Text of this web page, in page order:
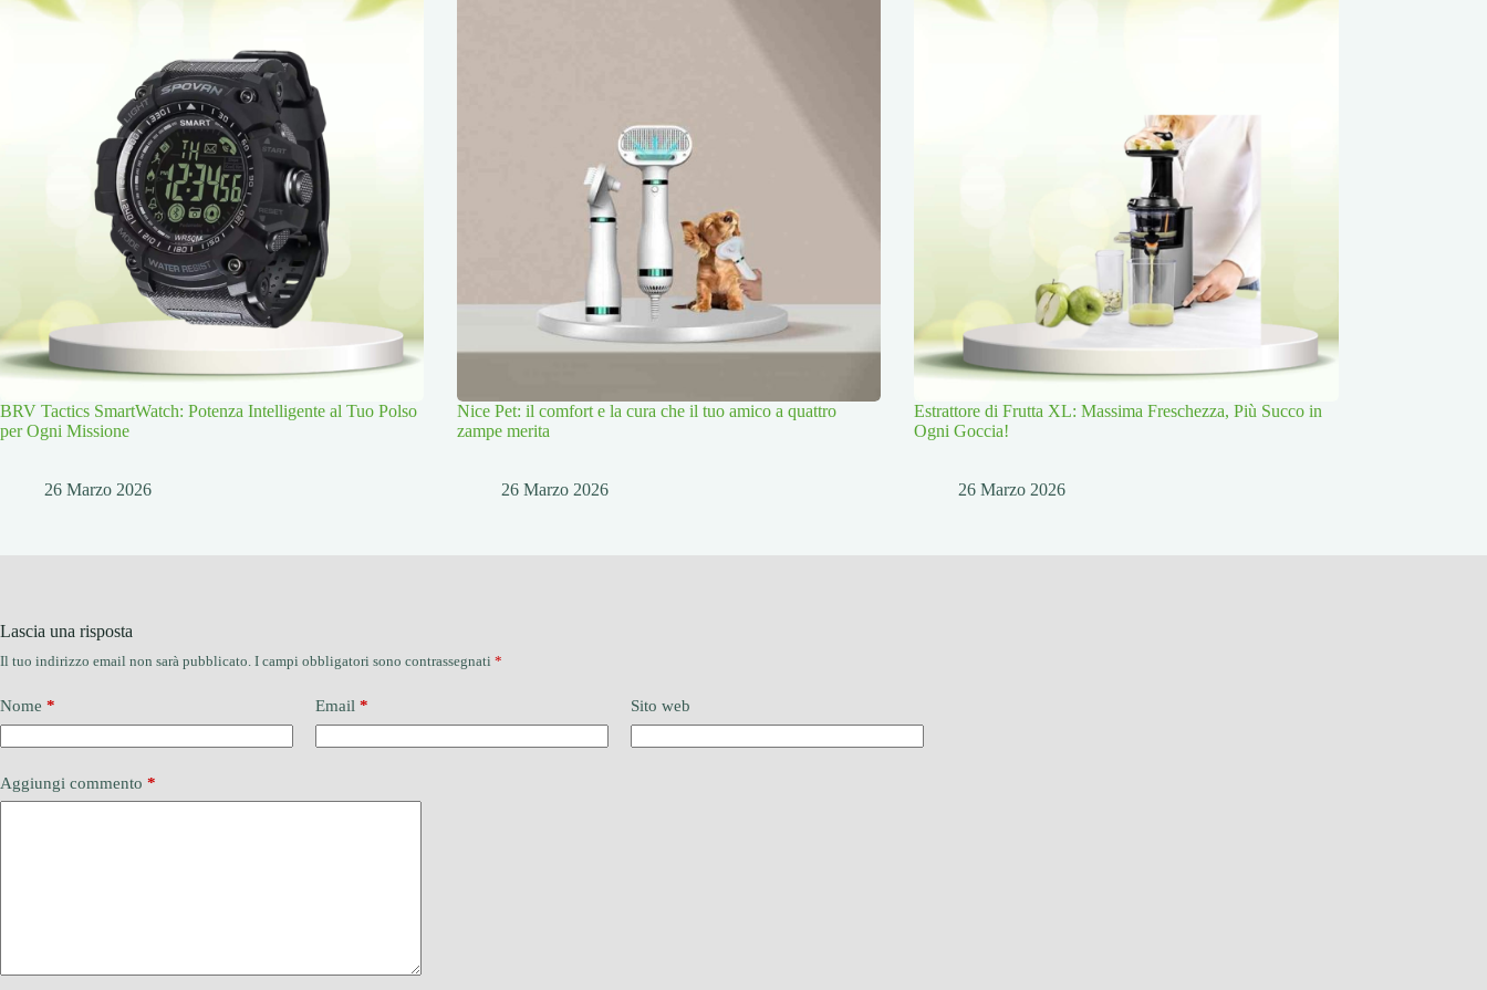
BRV Tactics SmartWatch: Potenza Intelligente al Tuo Polso
per Ogni Missione
26 Marzo 2026
Nice Pet: il comfort e la cura che il tuo amico a quattro
zampe merita
26 Marzo 2026
Estrattore di Frutta XL: Massima Freschezza, Più Succo in
Ogni Goccia!
26 Marzo 2026
Lascia una risposta
Il tuo indirizzo email non sarà pubblicato. I campi obbligatori sono contrassegnati *
Nome * Email * Sito web
Aggiungi commento *